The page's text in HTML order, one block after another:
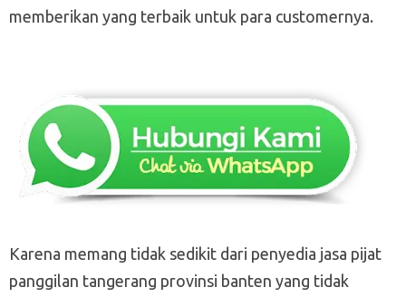
memberikan yang terbaik untuk para customernya.
Karena memang tidak sedikit dari penyedia jasa pijat
panggilan tangerang provinsi banten yang tidak